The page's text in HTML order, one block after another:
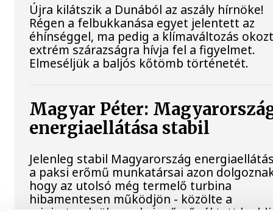
Újra kilátszik a Dunából az aszály hírnöke!
Régen a felbukkanása egyet jelentett az
éhínséggel, ma pedig a klímaváltozás
extrém szárazságra hívja fel a figyelmet.
Elmeséljük a baljós kőtömb történetét.
Magyar Péter:
energiaellátása stabil
Jelenleg stabil Magyarország
a paksi erőmű munkatársai azon
hogy az utolsó még termelő turbina
hibamentesen működjön - közölte a